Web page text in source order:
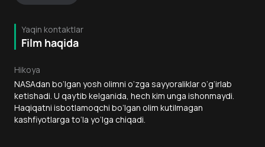
Yaqin kontaktlar
Film haqida
Hikoya
NASAdan bo‘lgan yosh olimni o‘zga sayyoraliklar o‘g‘irlab
ketishadi. U qaytib kelganida, hech kim unga ishonmaydi.
Haqiqatni isbotlamoqchi bo‘lgan olim kutilmagan
kashfiyotlarga to‘la yo‘lga chiqadi.